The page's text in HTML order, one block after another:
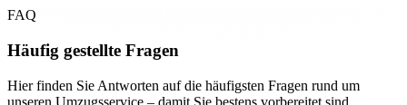
FAQ
Häufig gestellte Fragen
Hier finden Sie Antworten auf die häufigsten Fragen rund um
unseren Umzugsservice – damit Sie bestens vorbereitet sind.